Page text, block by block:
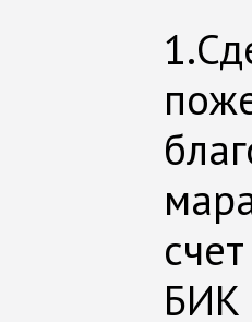
БИК